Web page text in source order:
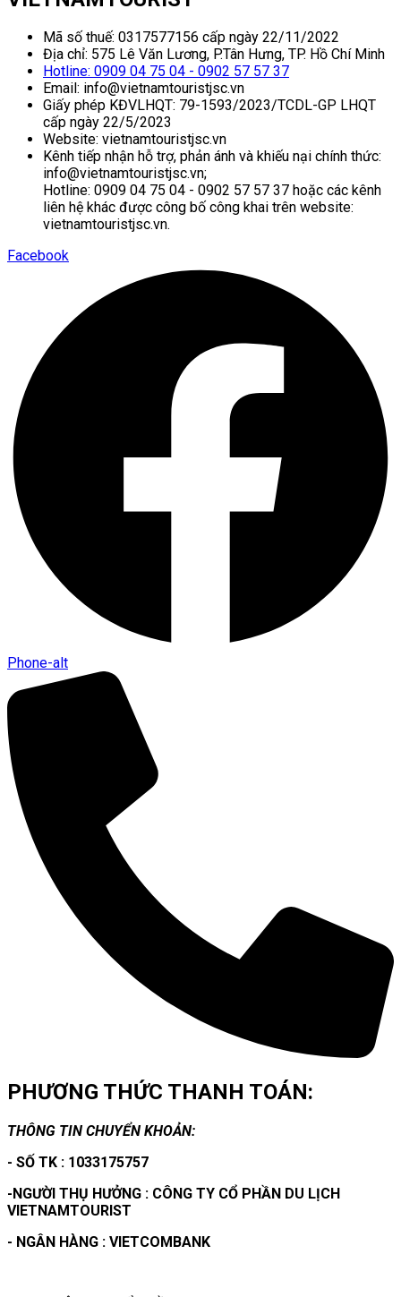
Mã số thuế: 0317577156 cấp ngày 22/11/2022
Địa chỉ: 575 Lê Văn Lương, P.Tân Hưng, TP. Hồ Chí Minh
Hotline: 0909 04 75 04 - 0902 57 57 37
Email: info@vietnamtouristjsc.vn
Giấy phép KĐVLHQT: 79-1593/2023/TCDL-GP LHQT
cấp ngày 22/5/2023
Website: vietnamtouristjsc.vn
Kênh tiếp nhận hỗ trợ, phản ánh và khiếu nại chính thức:
info@vietnamtouristjsc.vn;
Hotline: 0909 04 75 04 - 0902 57 57 37 hoặc các kênh
liên hệ khác được công bố công khai trên website:
vietnamtouristjsc.vn.
Facebook
Phone-alt
PHƯƠNG THỨC THANH TOÁN:
THÔNG TIN CHUYỂN KHOẢN:
- SỐ TK : 1033175757
-NGƯỜI THỤ HƯỞNG : CÔNG TY CỔ PHẦN DU LỊCH
VIETNAMTOURIST
- NGÂN HÀNG : VIETCOMBANK